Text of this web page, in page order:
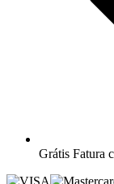
Grátis Fatura